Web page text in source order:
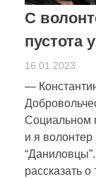
С
пустота
16.01.2023
—
Социальном
и я
рассказать